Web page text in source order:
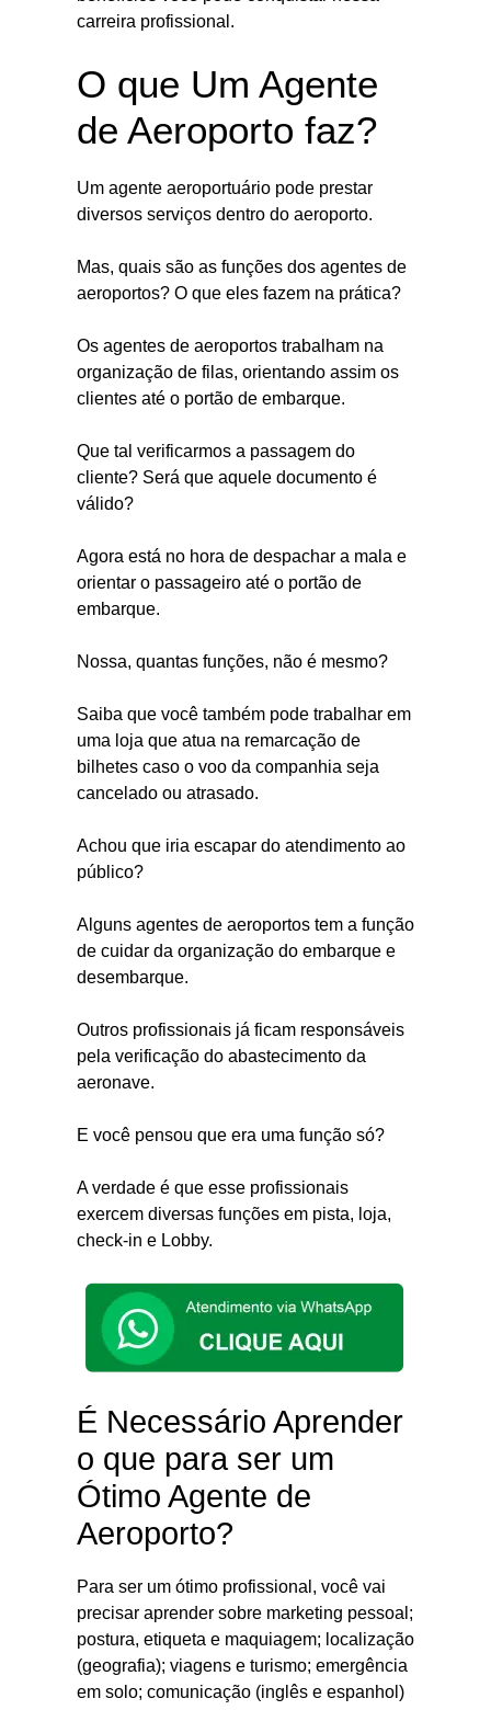
carreira profissional.
O que Um Agente
de Aeroporto faz?
Um agente aeroportuário pode prestar
diversos serviços dentro do aeroporto.
Mas, quais são as funções dos agentes de
aeroportos? O que eles fazem na prática?
Os agentes de aeroportos trabalham na
organização de filas, orientando assim os
clientes até o portão de embarque.
Que tal verificarmos a passagem do
cliente? Será que aquele documento é
válido?
Agora está no hora de despachar a mala e
orientar o passageiro até o portão de
embarque.
Nossa, quantas funções, não é mesmo?
Saiba que você também pode trabalhar em
uma loja que atua na remarcação de
bilhetes caso o voo da companhia seja
cancelado ou atrasado.
Achou que iria escapar do atendimento ao
público?
Alguns agentes de aeroportos tem a função
de cuidar da organização do embarque e
desembarque.
Outros profissionais já ficam responsáveis
pela verificação do abastecimento da
aeronave.
E você pensou que era uma função só?
A verdade é que esse profissionais
exercem diversas funções em pista, loja,
check-in e Lobby.
É Necessário Aprender
o que para ser um
Ótimo Agente de
Aeroporto?
Para ser um ótimo profissional, você vai
precisar aprender sobre marketing pessoal;
postura, etiqueta e maquiagem; localização
(geografia); viagens e turismo; emergência
em solo; comunicação (inglês e espanhol)